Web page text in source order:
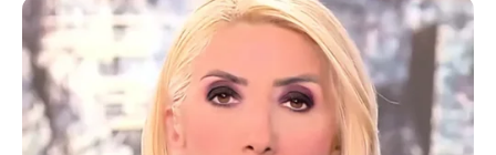
Facebook X LinkedIn Pinterest Messenger Viber